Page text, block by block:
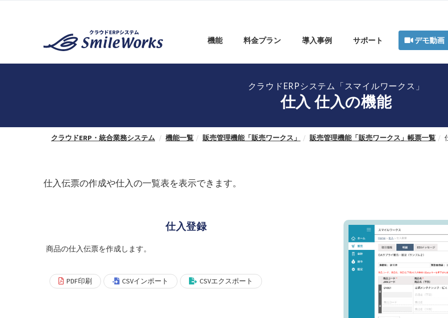
機能 料金プラン 導入事例 サポート デモ動画
クラウドERPシステム「スマイルワークス」
仕入 仕入の機能
クラウドERP・統合業務システム 機能一覧 販売管理機能「販売ワークス」 販売管理機能「販売ワークス」帳票一覧
仕入伝票の作成や仕入の一覧表を表示できます。
仕入登録
商品の仕入伝票を作成します。
PDF印刷 CSVインポート CSVエクスポート